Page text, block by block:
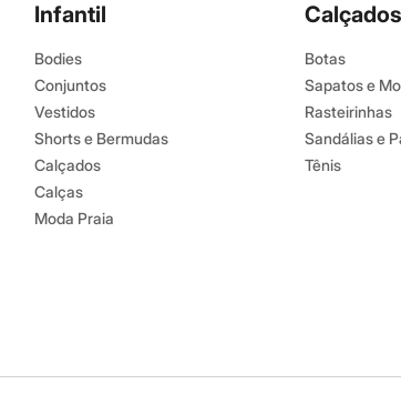
Infantil
Bodies
Conjuntos
Vestidos
Shorts e Bermudas
Calçados
Calças
Moda Praia
Calçados
Botas
Sapatos e
Rasteirinhas
Sandálias e
Tênis